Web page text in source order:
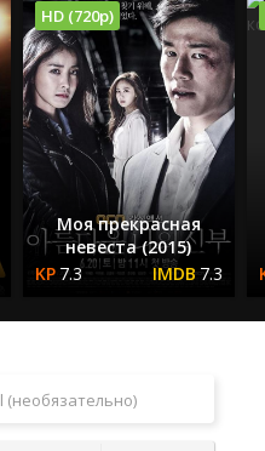
HD (720p)
Моя прекрасная
невеста (2015)
7.3
7.3